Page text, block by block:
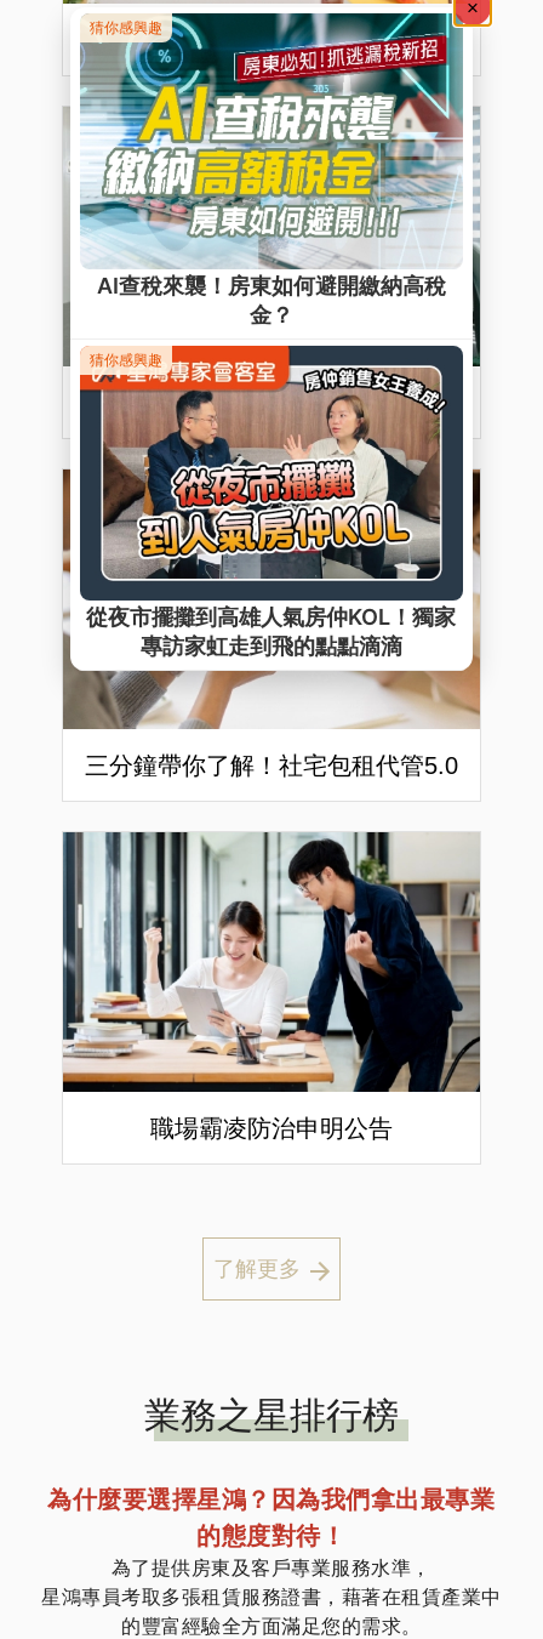
「青年婚育租屋專案」！育兒補貼
＋節稅雙收！
星空間 • 讓你再創事業新高峰
三分鐘帶你了解！社宅包租代管5.0
職場霸凌防治申明公告
了解更多
業務之星排行榜
為什麼要選擇星鴻？因為我們拿出最專業
的態度對待！
為了提供房東及客戶專業服務水準，
星鴻專員考取多張租賃服務證書，藉著在租賃產業中
的豐富經驗全方面滿足您的需求。